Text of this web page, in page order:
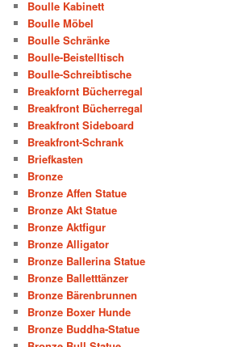
Boulle Kabinett
Boulle Möbel
Boulle Schränke
Boulle-Beistelltisch
Boulle-Schreibtische
Breakfornt Bücherregal
Breakfront Bücherregal
Breakfront Sideboard
Breakfront-Schrank
Briefkasten
Bronze
Bronze Affen Statue
Bronze Akt Statue
Bronze Aktfigur
Bronze Alligator
Bronze Ballerina Statue
Bronze Balletttänzer
Bronze Bärenbrunnen
Bronze Boxer Hunde
Bronze Buddha-Statue